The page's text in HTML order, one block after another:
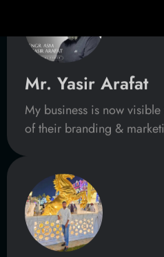
Mr. Maruf
They are doing excellent
me grow my ISP user base